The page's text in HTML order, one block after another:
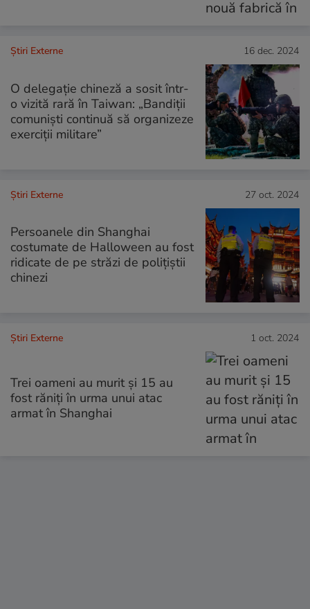
Știri Externe 16 dec. 2024
O delegaţie chineză a sosit într-
o vizită rară în Taiwan: „Bandiţii
comunişti continuă să organizeze
exerciţii militare”
Știri Externe 27 oct. 2024
Persoanele din Shanghai
costumate de Halloween au fost
ridicate de pe străzi de polițiștii
chinezi
Știri Externe 1 oct. 2024
Trei oameni au murit și 15 au
fost răniți în urma unui atac
armat în Shanghai